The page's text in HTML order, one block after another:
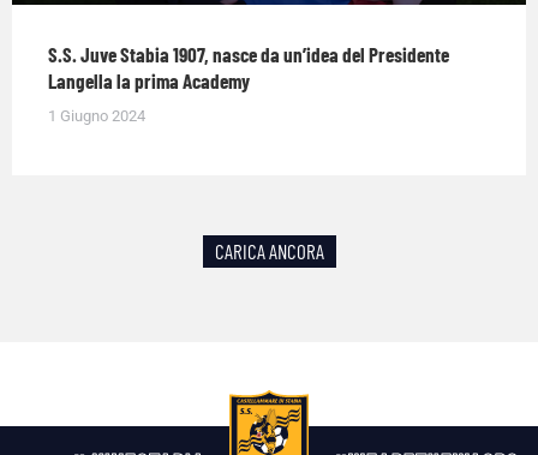
S.S. Juve Stabia 1907, nasce da un’idea del Presidente
Langella la prima Academy
1 Giugno 2024
CARICA ANCORA